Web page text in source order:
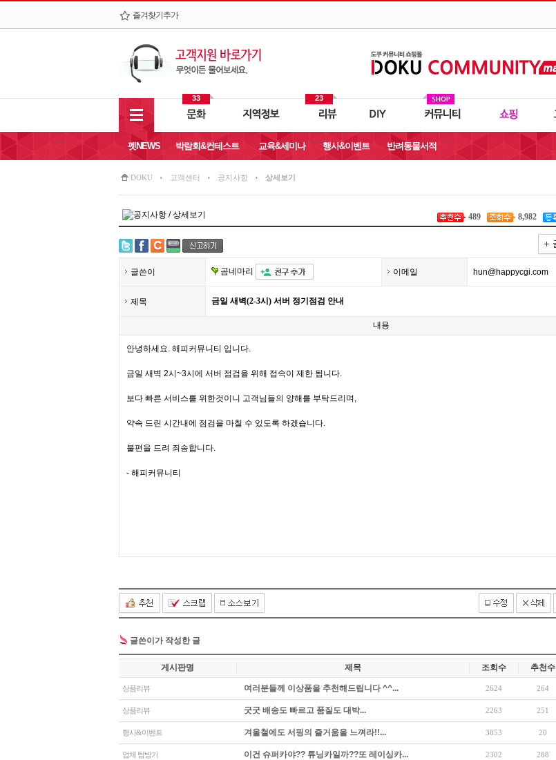
즐겨찾기추가
33 23
펫NEWS 박람회&컨테스트 교육&세미나 행사&이벤트 반려동물서적
DOKU 고객센터 공지사항 상세보기
489 8,982
글쓴이 곰네마리 이메일 hun@happycgi.com
제목 금일 새벽(2-3시) 서버 정기점검 안내
내용
안녕하세요. 해피커뮤니티 입니다.
금일 새벽 2시~3시에 서버 점검을 위해 접속이 제한 됩니다.
보다 빠른 서비스를 위한것이니 고객님들의 양해를 부탁드리며,
약속 드린 시간내에 점검을 마칠 수 있도록 하겠습니다.
불편을 드려 죄송합니다.
- 해피커뮤니티
글쓴이가 작성한 글
게시판명 제목 조회수 추천수
상품리뷰 여러분들께 이상품을 추천해드립니다 ^^... 2624 264
상품리뷰 굿굿 배송도 빠르고 품질도 대박... 2263 251
행사&이벤트 겨울철에도 서핑의 즐거움을 느껴라!!... 3853 20
업체 탐방기 이건 슈퍼카야?? 튜닝카일까??또 레이싱카... 2302 288